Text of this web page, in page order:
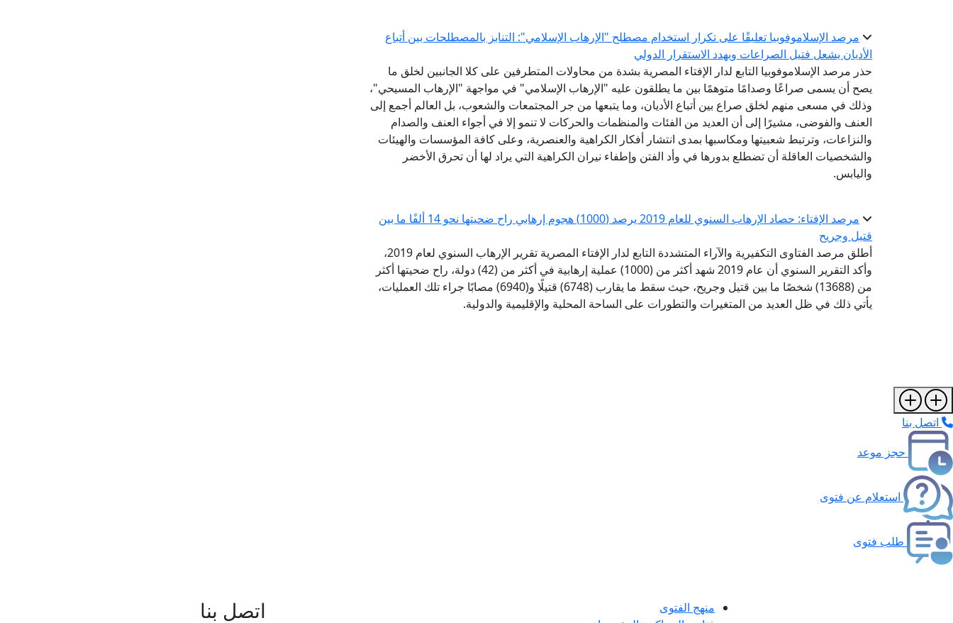
مرصد الإسلاموفوبيا تعليقًا على تكرار استخدام مصطلح "الإرهاب الإسلامي": التنابز بالمصطلحات بين أتباع
الأديان يشعل فتيل الصراعات ويهدد الاستقرار الدولي
حذر مرصد الإسلاموفوبيا التابع لدار الإفتاء المصرية بشدة من محاولات المتطرفين على كلا الجانبين لخلق ما
يصح أن يسمى صراعًا وصدامًا متوهمًا بين ما يطلقون عليه "الإرهاب الإسلامي" في مواجهة "الإرهاب المسيحي"،
وذلك في مسعى منهم لخلق صراع بين أتباع الأديان، وما يتبعها من جر المجتمعات والشعوب، بل العالم أجمع إلى
العنف والفوضى، مشيرًا إلى أن العديد من الفئات والمنظمات والحركات لا تنمو إلا في أجواء العنف والصدام
والنزاعات، وترتبط شعبيتها ومكاسبها بمدى انتشار أفكار الكراهية والعنصرية، وعلى كافة المؤسسات والهيئات
والشخصيات العاقلة أن تضطلع بدورها في وأد الفتن وإطفاء نيران الكراهية التي يراد لها أن تحرق الأخضر
واليابس.
مرصد الإفتاء: حصاد الإرهاب السنوي للعام 2019 يرصد (1000) هجوم إرهابي راح ضحيتها نحو 14 ألفًا ما بين
قتيل وجريح
أطلق مرصد الفتاوى التكفيرية والآراء المتشددة التابع لدار الإفتاء المصرية تقرير الإرهاب السنوي لعام 2019،
وأكد التقرير السنوي أن عام 2019 شهد أكثر من (1000) عملية إرهابية في أكثر من (42) دولة، راح ضحيتها أكثر
من (13688) شخصًا ما بين قتيل وجريح، حيث سقط ما يقارب (6748) قتيلًا و(6940) مصابًا جراء تلك العمليات،
يأتي ذلك في ظل العديد من المتغيرات والتطورات على الساحة المحلية والإقليمية والدولية.
اتصل بنا
حجز موعد
استعلام عن فتوى
طلب فتوى
منهج الفتوى
اتصل بنا